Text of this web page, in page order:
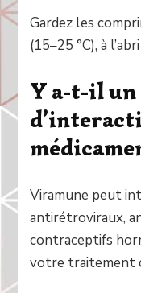
Gardez les
(15–25 °C), à
Y a-t-il
Viramune peut
antirétroviraux,
contraceptifs
votre traitement